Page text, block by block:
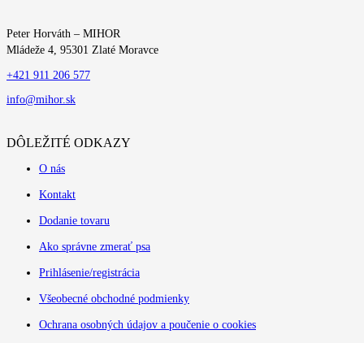
Peter Horváth – MIHOR
Mládeže 4, 95301 Zlaté Moravce
+421 911 206 577
info@mihor.sk
DÔLEŽITÉ ODKAZY
O nás
Kontakt
Dodanie tovaru
Ako správne zmerať psa
Prihlásenie/registrácia
Všeobecné obchodné podmienky
Ochrana osobných údajov a poučenie o cookies